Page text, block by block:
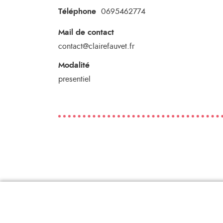
Téléphone 0695462774
Mail de contact
contact@clairefauvet.fr
Modalité
presentiel